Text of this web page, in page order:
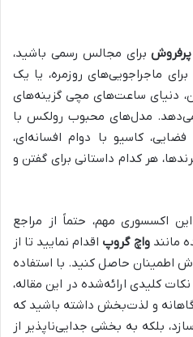
برای مجالس رسمی باشید،
برای ماجراجویی‌های روزمره، یا یک
دنیای ساعت‌های مچی گزینه‌های
می‌دهد. مدل‌های محبوب رولکس با
کاسیو با دوام افسانه‌ای،
هر کدام داستانی برای گفتن و
اکسسوری مهم، حتماً از مراجع
مانندواچ گروپ اقدام نمایید تا از
اطمینان حاصل کنید. با استفاده
کلیدی ارائه‌شده در این مقاله،
و لذت‌بخش داشته باشید که
بلکه به بخشی جدایی‌ناپذیر از